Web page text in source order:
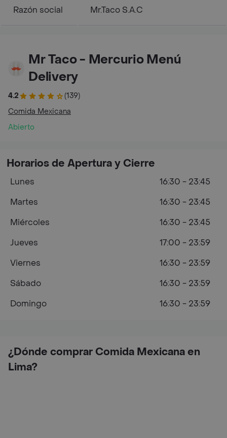
Razón social Mr.Taco S.A.C
Mr Taco - Mercurio Menú
Delivery
4.2
(139)
Comida Mexicana
Abierto
¿Dónde comprar Comida Mexicana en
Lima?
Horarios de Apertura y Cierre
Lunes
16:30 - 23:45
Martes
16:30 - 23:45
Miércoles
16:30 - 23:45
Jueves
17:00 - 23:59
Viernes
16:30 - 23:59
Sábado
16:30 - 23:59
Domingo
16:30 - 23:59